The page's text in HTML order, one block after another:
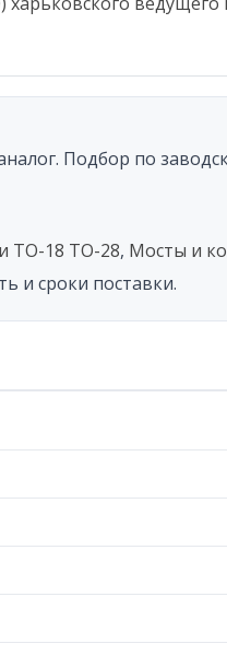
Подбор по
ТО-18 ТО-28, Мосты и
и сроки поставки.